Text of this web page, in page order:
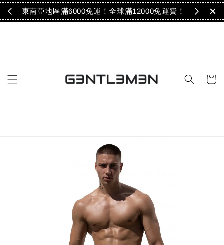
！ 東南亞地區滿6000免運！全球滿12000免運費！